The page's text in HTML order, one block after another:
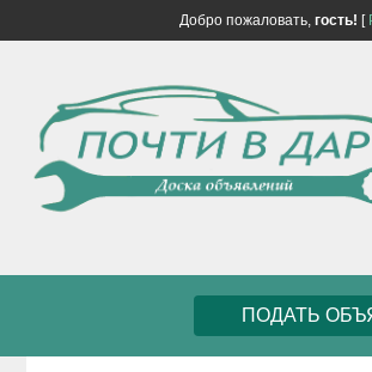
Добро пожаловать, гость! [
ПОДАТЬ